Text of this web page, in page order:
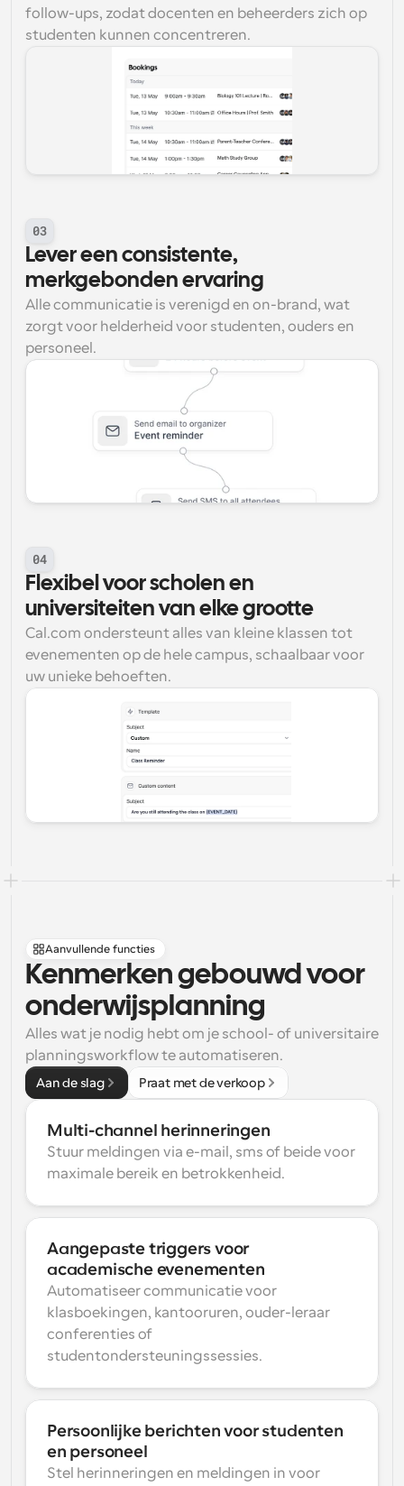
follow-ups, zodat docenten en beheerders zich op
studenten kunnen concentreren.
03
Lever een consistente,
merkgebonden ervaring
Alle communicatie is verenigd en on-brand, wat
zorgt voor helderheid voor studenten, ouders en
personeel.
04
Flexibel voor scholen en
universiteiten van elke grootte
Cal.com ondersteunt alles van kleine klassen tot
evenementen op de hele campus, schaalbaar voor
uw unieke behoeften.
Aanvullende functies
Kenmerken gebouwd voor
onderwijsplanning
Alles wat je nodig hebt om je school- of universitaire
planningsworkflow te automatiseren.
Aan de slag Praat met de verkoop
Multi-channel herinneringen
Stuur meldingen via e-mail, sms of beide voor
maximale bereik en betrokkenheid.
Aangepaste triggers voor
academische evenementen
Automatiseer communicatie voor
klasboekingen, kantooruren, ouder-leraar
conferenties of
studentondersteuningssessies.
Persoonlijke berichten voor studenten
en personeel
Stel herinneringen en meldingen in voor